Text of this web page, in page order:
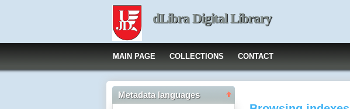
dLibra Digital Library
MAIN PAGE COLLECTIONS CONTACT
Metadata languages